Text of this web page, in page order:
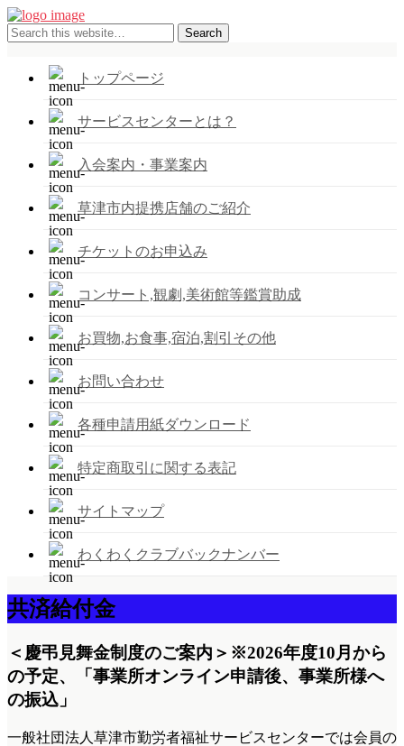
トップページ
サービスセンターとは？
入会案内・事業案内
草津市内提携店舗のご紹介
チケットのお申込み
コンサート,観劇,美術館等鑑賞助成
お買物,お食事,宿泊,割引その他
お問い合わせ
各種申請用紙ダウンロード
特定商取引に関する表記
サイトマップ
わくわくクラブバックナンバー
共済給付金
＜慶弔見舞金制度のご案内＞ ※2026年度10月から
の予定、「事業所オンライン申請後、事業所様へ
の振込」
一般社団法人草津市勤労者福祉サービスセンターでは会員の